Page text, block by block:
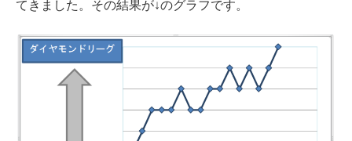
てきました。その結果が↓のグラフです。